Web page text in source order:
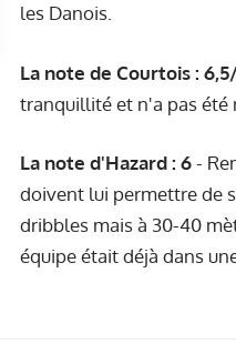
les Danois.
La note de Courtois :
tranquillité et n'a pas été
La note d'Hazard : 6-
doivent lui permettre de
dribbles mais à 30-40
équipe était déjà dans